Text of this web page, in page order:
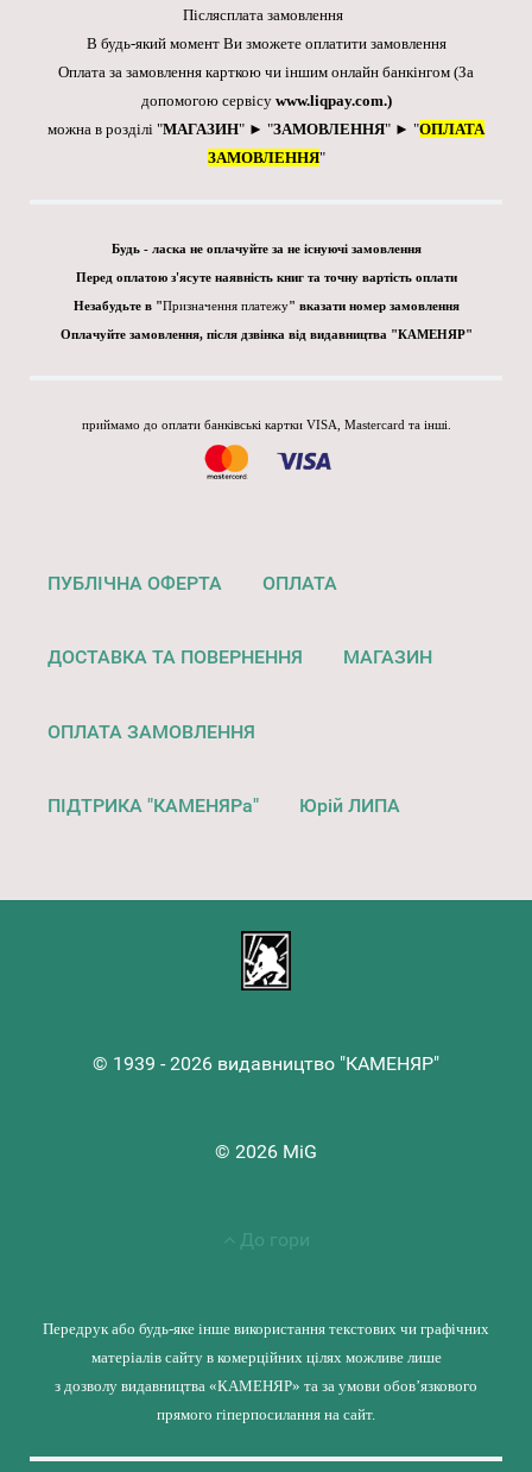
Післясплата замовлення
В будь-який момент Ви зможете оплатити замовлення
Оплата за замовлення карткою чи іншим онлайн банкінгом (За
допомогою сервісу www.liqpay.com.)
можна в розділі "МАГАЗИН" ► "ЗАМОВЛЕННЯ" ► "ОПЛАТА
ЗАМОВЛЕННЯ"
Будь - ласка не оплачуйте за не існуючі замовлення
Перед оплатою з'ясуте наявність книг та точну вартість оплати
Незабудьте в "Призначення платежу" вказати номер замовлення
Оплачуйте замовлення, після дзвінка від видавництва "КАМЕНЯР"
приймамо до оплати банківські картки VISA, Mastercard та інші.
ПУБЛІЧНА ОФЕРТА ОПЛАТА
ДОСТАВКА ТА ПОВЕРНЕННЯ МАГАЗИН
ОПЛАТА ЗАМОВЛЕННЯ
ПІДТРИКА "КАМЕНЯРа" Юрій ЛИПА
© 1939 - 2026 видавництво "КАМЕНЯР"
© 2026 MiG
До гори
Передрук або будь-яке інше використання текстових чи графічних
матеріалів сайту в комерційних цілях можливе лише
з дозволу видавництва «КАМЕНЯР» та за умови обов’язкового
прямого гіперпосилання на сайт.